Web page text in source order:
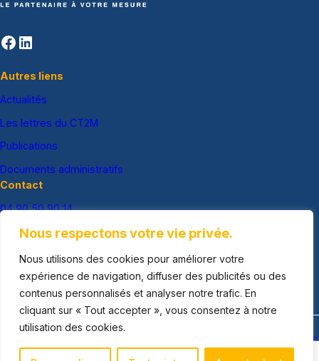
Nous respectons votre vie privée.
Nous utilisons des cookies pour améliorer votre
expérience de navigation, diffuser des publicités ou des
contenus personnalisés et analyser notre trafic. En
cliquant sur « Tout accepter », vous consentez à notre
utilisation des cookies.
Facebook LinkedIn
Autres liens
Actualités
Les lettres du CT2M
Publications
Documents administratifs
Contact
04 90 50 90 14
ct2m@ct2m.fr
CT2M
Centre des Creusets
Route de Lançon
13250 SAINT-CHAMAS
Politique